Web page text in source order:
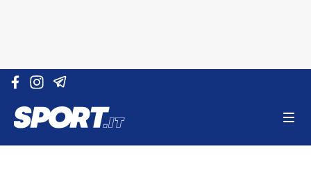
Vai al contenuto